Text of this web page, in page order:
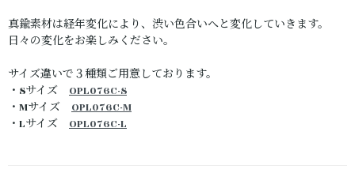
真鍮素材は経年変化により、渋い色合いへと変化していきます。
日々の変化をお楽しみください。
サイズ違いで３種類ご用意しております。
・Sサイズ OPL076C-S
・Mサイズ OPL076C-M
・Lサイズ OPL076C-L